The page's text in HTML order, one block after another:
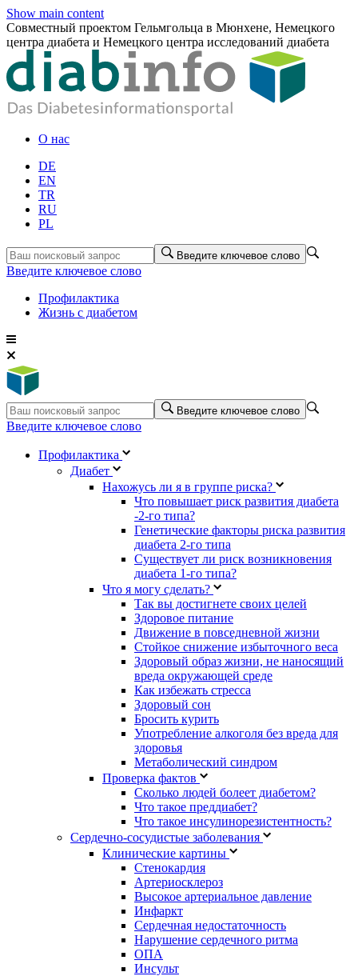
Show main content
Совместный проектом Гельмгольца в Мюнхене, Немецкого
центра диабета и Немецкого центра исследований диабета
О нас
DE
EN
TR
RU
PL
Введите ключевое слово
Введите ключевое слово
Профилактика
Жизнь с диабетом
Введите ключевое слово
Введите ключевое слово
Профилактика
Диабет
Нахожусь ли я в группе риска?
Что повышает риск развития диабета
-2-го типа?
Генетические факторы риска развития
диабета 2-го типа
Существует ли риск возникновения
диабета 1-го типа?
Что я могу сделать?
Так вы достигнете своих целей
Здоровое питание
Движение в повседневной жизни
Стойкое снижение избыточного веса
Здоровый образ жизни, не наносящий
вреда окружающей среде
Как избежать стресса
Здоровый сон
Бросить курить
Употребление алкоголя без вреда для
здоровья
Метаболический синдром
Проверка фактов
Сколько людей болеет диабетом?
Что такое преддиабет?
Что такое инсулинорезистентность?
Сердечно-сосудистые заболевания
Клинические картины
Стенокардия
Артериосклероз
Высокое артериальное давление
Инфаркт
Сердечная недостаточность
Нарушение сердечного ритма
ОПА
Инсульт